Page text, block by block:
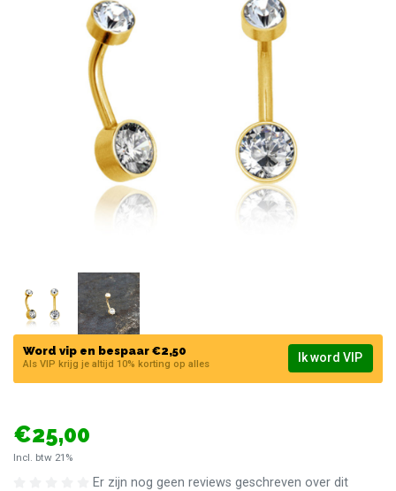
Word vip en bespaar €2,50
Als VIP krijg je altijd 10% korting op alles Ik word VIP
€25,00
Incl. btw 21%
Er zijn nog geen reviews geschreven over dit